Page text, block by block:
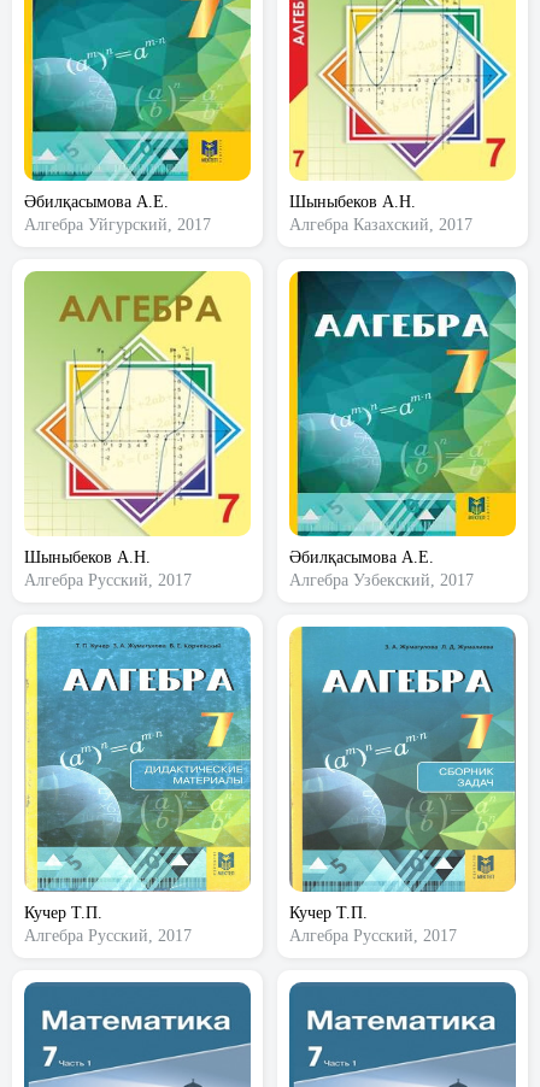
Әбилқасымова А.Е.
Алгебра Уйгурский, 2017
Шыныбеков А.Н.
Алгебра Казахский, 2017
Шыныбеков А.Н.
Алгебра Русский, 2017
Әбилқасымова А.Е.
Алгебра Узбекский, 2017
Кучер Т.П.
Алгебра Русский, 2017
Кучер Т.П.
Алгебра Русский, 2017